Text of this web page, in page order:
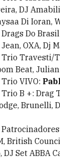
DJ
Di Ioran,
Drags Do
OXA, Dj
Trio Travesti/
Beat,
Trio VIVO:
Trio B +: Drag
Brunelli,
British
DJ Set ABBA